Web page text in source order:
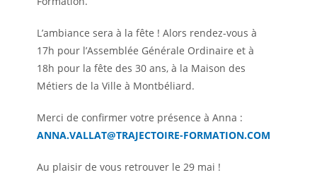
L’ambiance sera à la fête ! Alors rendez-vous à
17h pour l’Assemblée Générale Ordinaire et à
18h pour la fête des 30 ans, à la Maison des
Métiers de la Ville à Montbéliard.
Merci de confirmer votre présence à Anna :
ANNA.VALLAT@TRAJECTOIRE-FORMATION.COM
Au plaisir de vous retrouver le 29 mai !